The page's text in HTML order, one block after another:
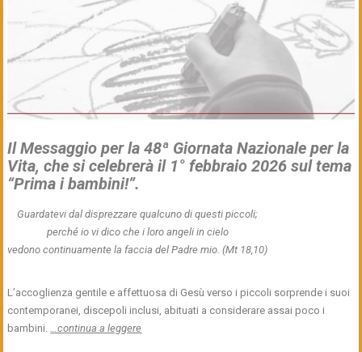
Il Messaggio per la 48ª Giornata Nazionale per la
Vita, che si celebrerà il 1° febbraio 2026 sul tema
“Prima i bambini!”.
Guardatevi dal disprezzare qualcuno di questi piccoli;
perché io vi dico che i loro angeli in cielo
vedono continuamente la faccia del Padre mio. (Mt 18,10)
L’accoglienza gentile e affettuosa di Gesù verso i piccoli sorprende i suoi
contemporanei, discepoli inclusi, abituati a considerare assai poco i
bambini.…continua a leggere